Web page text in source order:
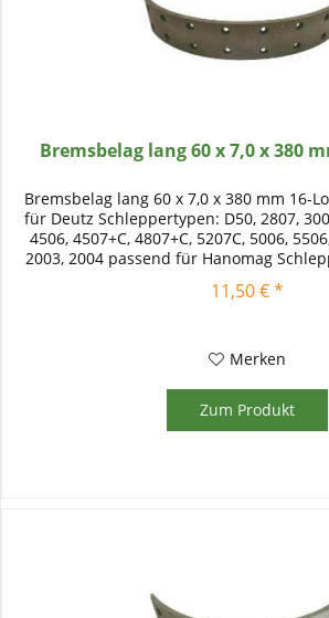
Bremsbelag lang 60 x 7,0 x 380
Bremsbelag lang 60 x 7,0 x 380 mm 16-
für Deutz Schleppertypen: D50, 2807,
4506, 4507+C, 4807+C, 5207C, 5006,
2003, 2004 passend für Hanomag
11,50 € *
Merken
Zum Produkt